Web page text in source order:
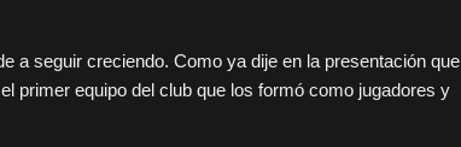
a seguir creciendo. Como ya dije en la presentación que
primer equipo del club que los formó como jugadores y